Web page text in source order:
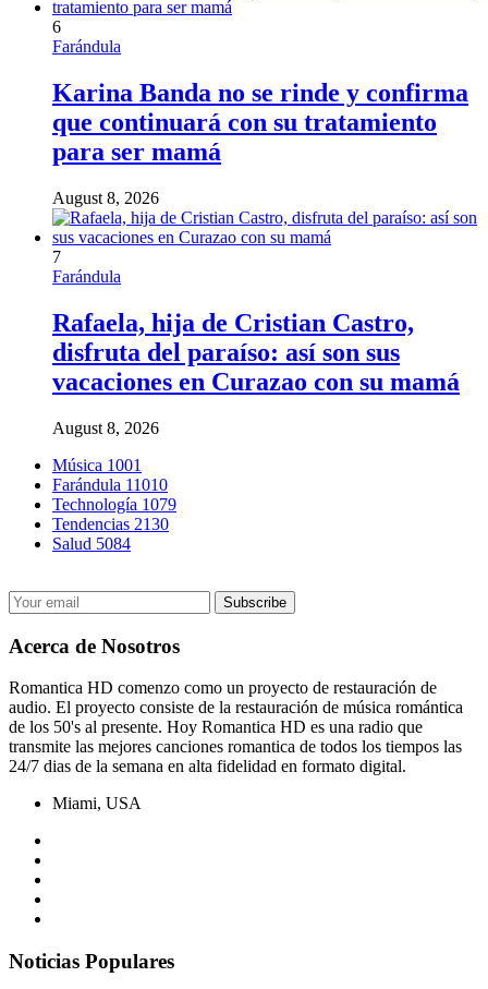
6
Farándula
Karina Banda no se rinde y confirma
que continuará con su tratamiento
para ser mamá
August 8, 2026
7
Farándula
Rafaela, hija de Cristian Castro,
disfruta del paraíso: así son sus
vacaciones en Curazao con su mamá
August 8, 2026
Música 1001
Farándula 11010
Technología 1079
Tendencias 2130
Salud 5084
Acerca de Nosotros
Romantica HD comenzo como un proyecto de restauración de
audio. El proyecto consiste de la restauración de música romántica
de los 50's al presente. Hoy Romantica HD es una radio que
transmite las mejores canciones romantica de todos los tiempos las
24/7 dias de la semana en alta fidelidad en formato digital.
Miami, USA
Noticias Populares